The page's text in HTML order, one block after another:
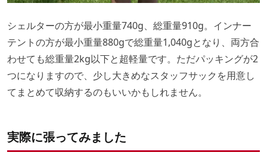
シェルターの方が最小重量740g、総重量910g。インナー
テントの方が最小重量880gで総重量1,040gとなり、両方合
わせても総重量2kg以下と超軽量です。ただパッキングが2
つになりますので、少し大きめなスタッフサックを用意し
てまとめて収納するのもいいかもしれません。
実際に張ってみました